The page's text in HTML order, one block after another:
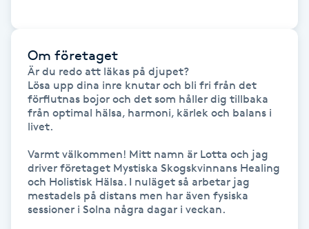
Hårförlängning
Hårvård
Hälsa
Hälsprickor
Om företaget
Är du redo att läkas på djupet?
Lösa upp dina inre knutar och bli fri från det
förflutnas bojor och det som håller dig tillbaka
från optimal hälsa, harmoni, kärlek och balans i
livet.
Varmt välkommen! Mitt namn är Lotta och jag
driver företaget Mystiska Skogskvinnans Healing
och Holistisk Hälsa. I nuläget så arbetar jag
mestadels på distans men har även fysiska
sessioner i Solna några dagar i veckan.